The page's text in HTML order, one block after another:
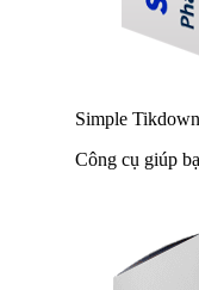
Simple Tikdown
Công cụ giúp